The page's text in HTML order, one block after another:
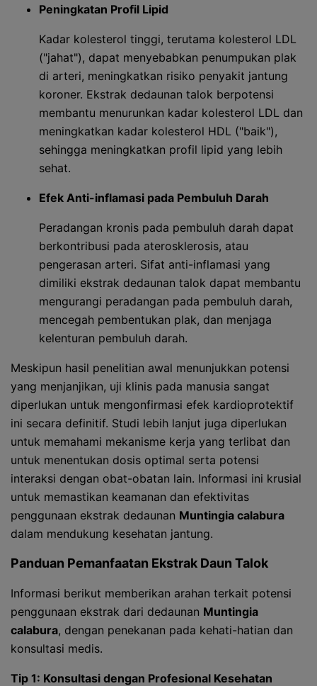
Peningkatan Profil Lipid
Kadar kolesterol tinggi, terutama kolesterol LDL
("jahat"), dapat menyebabkan penumpukan plak
di arteri, meningkatkan risiko penyakit jantung
koroner. Ekstrak dedaunan talok berpotensi
membantu menurunkan kadar kolesterol LDL dan
meningkatkan kadar kolesterol HDL ("baik"),
sehingga meningkatkan profil lipid yang lebih
sehat.
Efek Anti-inflamasi pada Pembuluh Darah
Peradangan kronis pada pembuluh darah dapat
berkontribusi pada aterosklerosis, atau
pengerasan arteri. Sifat anti-inflamasi yang
dimiliki ekstrak dedaunan talok dapat membantu
mengurangi peradangan pada pembuluh darah,
mencegah pembentukan plak, dan menjaga
kelenturan pembuluh darah.
Meskipun hasil penelitian awal menunjukkan potensi
yang menjanjikan, uji klinis pada manusia sangat
diperlukan untuk mengonfirmasi efek kardioprotektif
ini secara definitif. Studi lebih lanjut juga diperlukan
untuk memahami mekanisme kerja yang terlibat dan
untuk menentukan dosis optimal serta potensi
interaksi dengan obat-obatan lain. Informasi ini krusial
untuk memastikan keamanan dan efektivitas
penggunaan ekstrak dedaunan Muntingia calabura
dalam mendukung kesehatan jantung.
Panduan Pemanfaatan Ekstrak Daun Talok
Informasi berikut memberikan arahan terkait potensi
penggunaan ekstrak dari dedaunan Muntingia
calabura, dengan penekanan pada kehati-hatian dan
konsultasi medis.
Tip 1: Konsultasi dengan Profesional Kesehatan